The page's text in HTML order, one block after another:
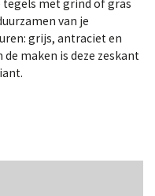
tegels met grind of gras
van je
grijs, antraciet en
de maken is deze zeskant